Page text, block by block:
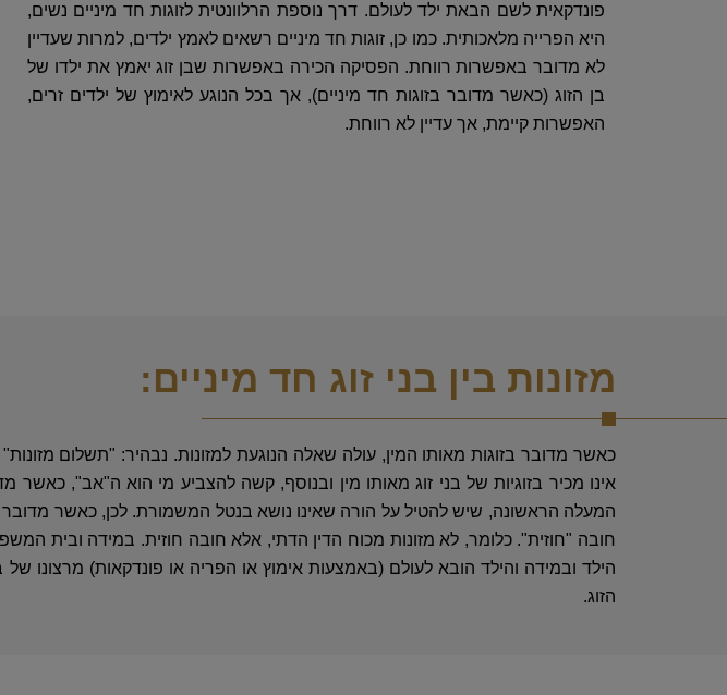
פונדקאית לשם הבאת ילד לעולם. דרך נוספת הרלוונטית לזוגות חד מיניים נשים,
היא הפרייה מלאכותית. כמו כן, זוגות חד מיניים רשאים לאמץ ילדים, למרות שעדיין
לא מדובר באפשרות רווחת. הפסיקה הכירה באפשרות שבן זוג יאמץ את ילדו של
בן הזוג (כאשר מדובר בזוגות חד מיניים), אך בכל הנוגע לאימוץ של ילדים זרים,
האפשרות קיימת, אך עדיין לא רווחת.
מזונות בין בני זוג חד מיניים:
כאשר מדובר בזוגות מאותו המין, עולה שאלה הנוגעת למזונות. נבהיר: "תשלום
אינו מכיר בזוגיות של בני זוג מאותו מין ובנוסף, קשה להצביע מי הוא ה"אב", כאשר
המעלה הראשונה, שיש להטיל על הורה שאינו נושא בנטל המשמורת. לכן, כאשר
חובה "חוזית". כלומר, לא מזונות מכוח הדין הדתי, אלא חובה חוזית. במידה ובית
הילד ובמידה והילד הובא לעולם (באמצעות אימוץ או הפריה או פונדקאות) מרצונו
הזוג.